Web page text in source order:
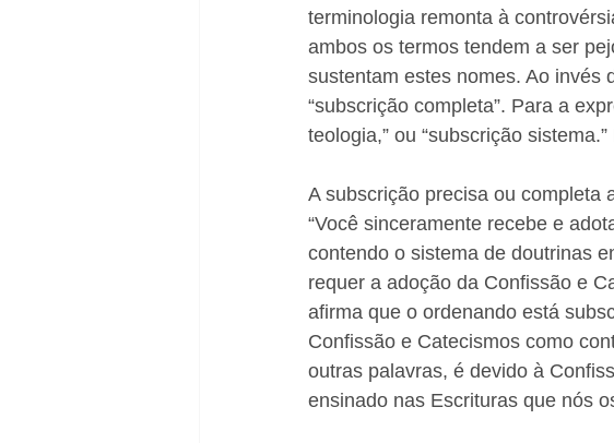
terminologia remonta à
ambos os termos tendem a ser
sustentam estes nomes. Ao invés
“subscrição completa”. Para a
teologia,” ou “subscrição
A subscrição precisa ou completa
“Você sinceramente recebe e
contendo o sistema de doutrinas
requer a adoção da Confissão e
afirma que o ordenando está
Confissão e Catecismos como
outras palavras, é devido à
ensinado nas Escrituras que nós